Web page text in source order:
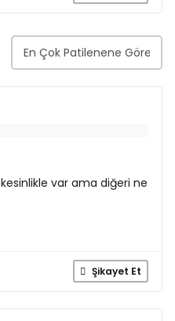
var ama diğeri ne
Şikayet Et